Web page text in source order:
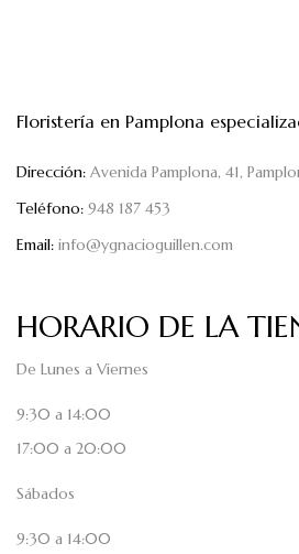
Floristería en Pamplona
Dirección: Avenida Pamplona, 41,
Teléfono: 948 187 453
Email: info@ygnacioguillen.com
HORARIO DE LA
De Lunes a Viernes
9:30 a 14:00
17:00 a 20:00
Sábados
9:30 a 14:00